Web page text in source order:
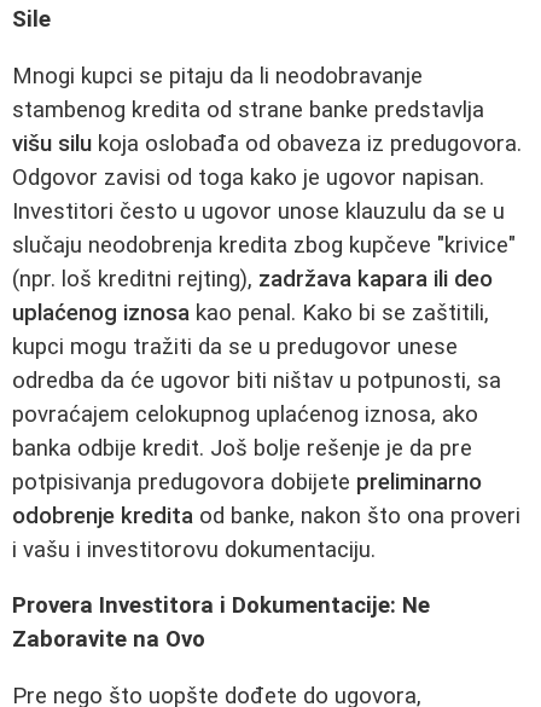
Sile
Mnogi kupci se pitaju da li neodobravanje
stambenog kredita od strane banke predstavlja
višu silu koja oslobađa od obaveza iz predugovora.
Odgovor zavisi od toga kako je ugovor napisan.
Investitori često u ugovor unose klauzulu da se u
slučaju neodobrenja kredita zbog kupčeve "krivice"
(npr. loš kreditni rejting), zadržava kapara ili deo
uplaćenog iznosa kao penal. Kako bi se zaštitili,
kupci mogu tražiti da se u predugovor unese
odredba da će ugovor biti ništav u potpunosti, sa
povraćajem celokupnog uplaćenog iznosa, ako
banka odbije kredit. Još bolje rešenje je da pre
potpisivanja predugovora dobijete preliminarno
odobrenje kredita od banke, nakon što ona proveri
i vašu i investitorovu dokumentaciju.
Provera Investitora i Dokumentacije: Ne
Zaboravite na Ovo
Pre nego što uopšte dođete do ugovora,